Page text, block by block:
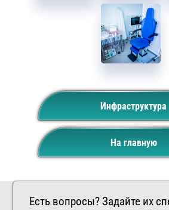
Инфраструктура
На главную
Есть вопросы? Задайте их